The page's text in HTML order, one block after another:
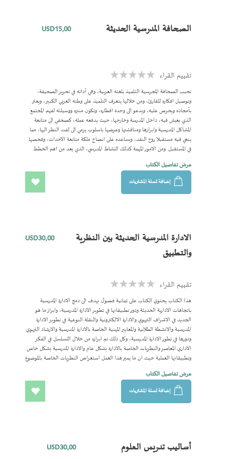
الصحافة المدرسية الحديثة USD15٫00
Rating: تقييم القراء
تحبب الصحافة المجرسية التلميذ بلغته العربية، وهي أداته في تحرير الصحيفة،
وتوصيل افكاره للقارئ، ومن خلالها يتعرف التلميذ على وطنه العربي الكبير، ويعتز
بأمجاده ويحرص عليه، ويدعو الى وحدة اقطاره، وتكون منبره ووسيلته لفهم المجتمع
الذي يعيش فيه، داخل المدرسة وخارجها، حيث يدفعه عمله، كصحفي الى متابعة
المشاكل المدرسية وابرازها ومناقشتها وعرضها باسلوب يرمي الى لفت النظر اليها، مما
ينمي فيه مستقبلا روح النقد، ويساعده على انضاج ملكة متابعة الاحداث، وفحصها
في المستقبل. ومن الامور المهمة كذلك النشاط المدرسي، الذي يعد من اهم الخطط
برنامج العام يختاره المتعلم، ويمارسه برغبة، وتلقائية، بحيث يحقق اهداف تعليمية
تربوية وثيقة الصلة بالمنهج المدرسي او خارجه، داخل الفصل او خارجه خلال اليوم
الدراسي، او خارج الدوام، مما يؤدي الى نمو المتعلم في جميع جوانب نموه التربوي،
والاجتماعي، والعقلي، والانفعاليظ، والجسمي، واللغوي، مما ينجم عنه شخصية
المكتبات المدرسية ودورها في نشر المعلومات للقارئ الفصل السابع: النشاط المدرسي
الفصل الثامن: نشاطات المسرح التربوي في المؤسسات التربوية
عرض تفاصيل الكتاب
إضافة لسلة المشتريات
الادارة المدرسية الحديثة بين النظرية
والتطبيق
USD30٫00
Rating: تقييم القراء
هذا الكتاب يحتوي الكتاب على ثمانية فصول تهدف الى دمج الادارة المدرسية
باتجاهات الادارية الحديثة ودور تطبيقاتها في تطوير الادارة المدرسية، وابراز ما هو
الجديد في الاشراف التربوي والادارة الالكترونية والنقلة النوعية في تطوير الادارة
المدرسية والانشطة الطلابية والمعايير المهنية الخاصة بالادارة المدرسية والارشاد التربوي
ودورها في تطور الادارة المدرسية، وكل ذلك تم ابرازه من خلال التسلسل في الفكر
الاداري المعاصر والنظريات الخاصة بالادارة بشكل عام والادارة المدرسية بشكل خاص
وتطبيقاتها العملية حيث ان ما يميز هذا العمل استعراض النظريات الخاصة بالموضوع
الكتب والمؤلفات التي تناولت نفس الموضوع. الهدف: تناول موضوع الادارة المدرسية
بطريقة طرح تطبيقاتها العملية للاستفادة منها في الاجراءات العملية لتطوير القطاعات
الادارية في ميدان التربية والتعليم. الفئة المستهدفة: طلبة تخصص الادارة التربوية
وطلبة الدبلوم المهني بالتدريس وكذلك الباحثون والعاملون في مجال الادارة التعليمية.
الخامس: تطبيقات الادارة الالكترونية ودورها في تطوير الادارة المدرسية الفصل
السادس: الاشراف التربوي ودوره في تطوير الادارة المدرسية الفصل السابع: الارشاد
عرض تفاصيل الكتاب
إضافة لسلة المشتريات
أساليب تدريس العلوم USD30٫00